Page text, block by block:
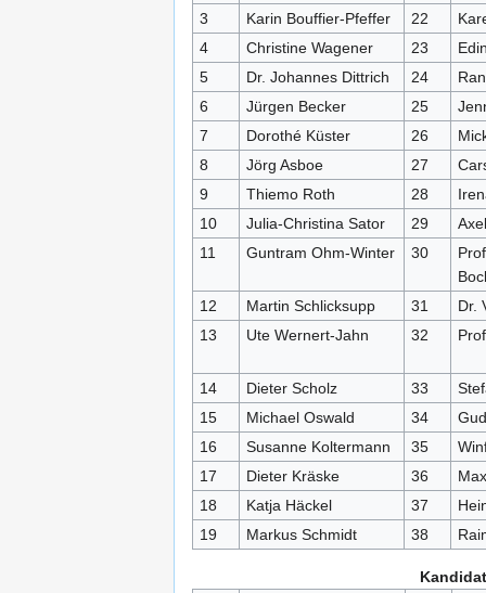
3
Karin Bouffier-Pfeffer 22
4
Christine Wagener 23
5
Dr. Johannes Dittrich 24
6
Jürgen Becker 25
7
Dorothé Küster 26
8
Jörg Asboe 27
9
Thiemo Roth 28
10
Julia-Christina Sator 29
11
Guntram Ohm-Winter 30
12
Martin Schlicksupp 31
Dr.
13
Ute Wernert-Jahn 32
14 Dieter Scholz 33
15
Michael Oswald 34
16
Susanne Koltermann 35
17
Dieter Kräske 36
18
Katja Häckel 37
19
Markus Schmidt 38